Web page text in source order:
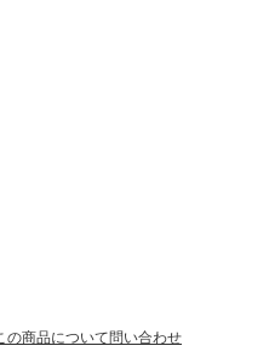
の商品について問い合わせ